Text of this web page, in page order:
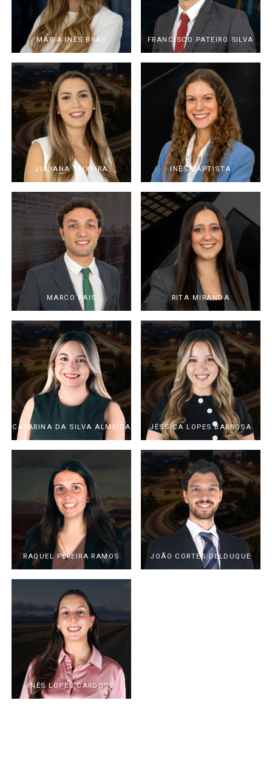
MARIA INÊS BRÁS FRANCISCO PATEIRO SILVA
JULIANA TEIXEIRA INÊS BAPTISTA
MARCO PAIS RITA MIRANDA
CATARINA DA SILVA ALMEIDA JÉSSICA LOPES BARBOSA
RAQUEL PEREIRA RAMOS JOÃO CORTES DELDUQUE
INÊS LOPES CARDOSO